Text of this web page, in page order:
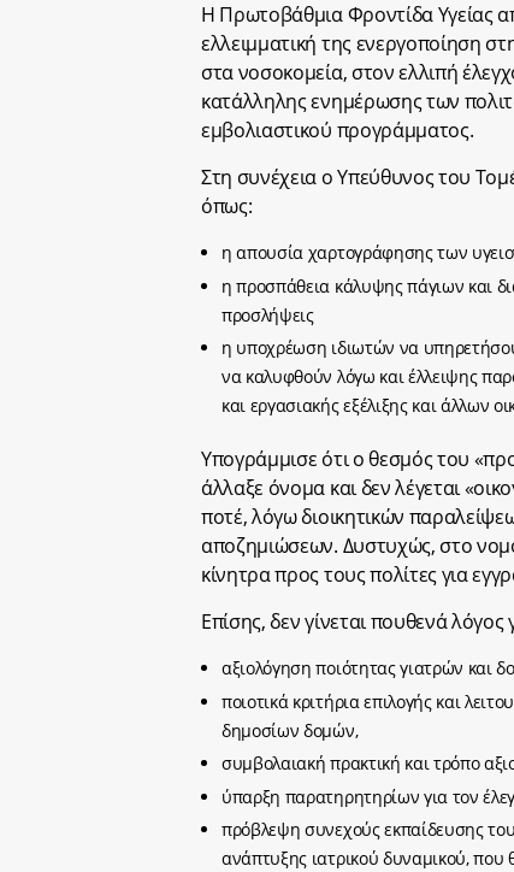
Η Πρωτοβάθμια Φροντίδα Υγείας
ελλειμματική της ενεργοποίηση
στα νοσοκομεία, στον ελλιπή
κατάλληλης ενημέρωσης των
εμβολιαστικού προγράμματος.
Στη συνέχεια ο Υπεύθυνος του
όπως:
η απουσία χαρτογράφησης των
η προσπάθεια κάλυψης πάγιων και
προσλήψεις
η υποχρέωση ιδιωτών να
να καλυφθούν λόγω και έλλειψης
και εργασιακής εξέλιξης και άλλων
Υπογράμμισε ότι ο θεσμός του
άλλαξε όνομα και δεν λέγεται
ποτέ, λόγω διοικητικών
αποζημιώσεων. Δυστυχώς, στο
κίνητρα προς τους πολίτες για
Επίσης, δεν γίνεται πουθενά λόγος
αξιολόγηση ποιότητας γιατρών και
ποιοτικά κριτήρια επιλογής και
δημοσίων δομών,
συμβολαιακή πρακτική και τρόπο
ύπαρξη παρατηρητηρίων για τον
πρόβλεψη συνεχούς εκπαίδευσης
ανάπτυξης ιατρικού δυναμικού,